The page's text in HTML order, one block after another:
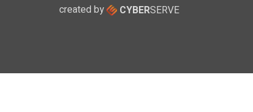
created by CYBERSERVE